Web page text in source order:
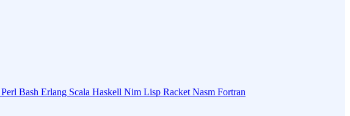
Perl Bash Erlang Scala Haskell Nim Lisp Racket Nasm Fortran